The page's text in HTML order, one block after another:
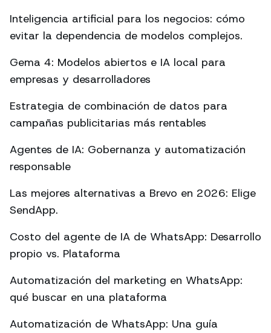
Inteligencia artificial para los negocios: cómo
evitar la dependencia de modelos complejos.
Gema 4: Modelos abiertos e IA local para
empresas y desarrolladores
Estrategia de combinación de datos para
campañas publicitarias más rentables
Agentes de IA: Gobernanza y automatización
responsable
Las mejores alternativas a Brevo en 2026: Elige
SendApp.
Costo del agente de IA de WhatsApp: Desarrollo
propio vs. Plataforma
Automatización del marketing en WhatsApp:
qué buscar en una plataforma
Automatización de WhatsApp: Una guía